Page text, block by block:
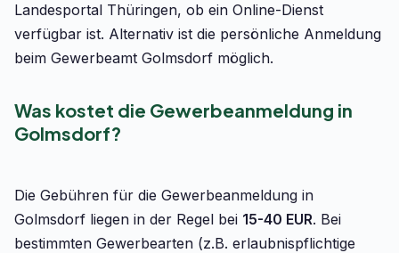
Landesportal Thüringen, ob ein Online-Dienst
verfügbar ist. Alternativ ist die persönliche Anmeldung
beim Gewerbeamt Golmsdorf möglich.
Was kostet die Gewerbeanmeldung in
Golmsdorf?
Die Gebühren für die Gewerbeanmeldung in
Golmsdorf liegen in der Regel bei 15-40 EUR. Bei
bestimmten Gewerbearten (z.B. erlaubnispflichtige